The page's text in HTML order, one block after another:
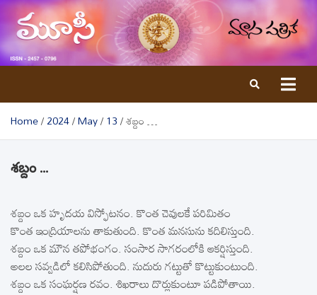
Skip
to
content
Home 2024 May 13 శబ్దం …
శబ్దం …
శబ్దం ఒక హృదయ విస్ఫోటనం. కొంత చెవులకే పరిమితం
కొంత ఇంద్రియాలను తాకుతుంది. కొంత మనసును కదిలిస్తుంది.
శబ్దం ఒక మౌన తపోభంగం. సంసార సాగరంలోకి ఆకర్షిస్తుంది.
అలల సవ్వడిలో కలిసిపోతుంది. నుదురు గట్టుతో కొట్టుకుంటుంది.
శబ్దం ఒక సంఘర్షణ రవం. శిఖరాలు దొర్లుకుంటూ పడిపోతాయి.